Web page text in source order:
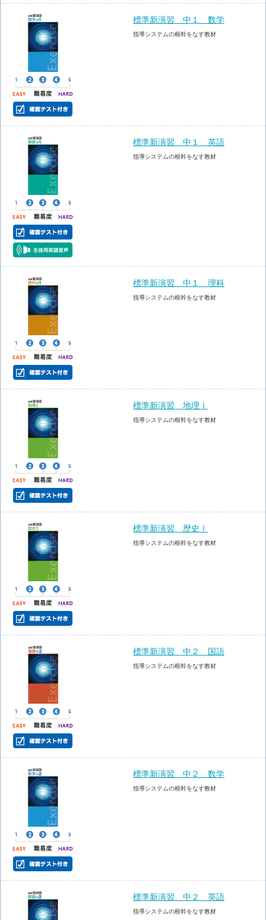
標準新演習 中１ 数学
指導システムの根幹をなす教材
標準新演習 中１ 英語
指導システムの根幹をなす教材
標準新演習 中１ 理科
指導システムの根幹をなす教材
標準新演習 地理Ⅰ
指導システムの根幹をなす教材
標準新演習 歴史Ⅰ
指導システムの根幹をなす教材
標準新演習 中２ 国語
指導システムの根幹をなす教材
標準新演習 中２ 数学
指導システムの根幹をなす教材
標準新演習 中２ 英語
指導システムの根幹をなす教材